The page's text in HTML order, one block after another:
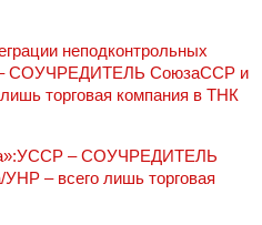
неподконтрольных
– СОУЧРЕДИТЕЛЬ СоюзаССР и
торговая компания в ТНК
– СОУЧРЕДИТЕЛЬ
– всего лишь торговая